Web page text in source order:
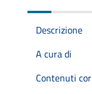
Descrizione
A cura di
Contenuti